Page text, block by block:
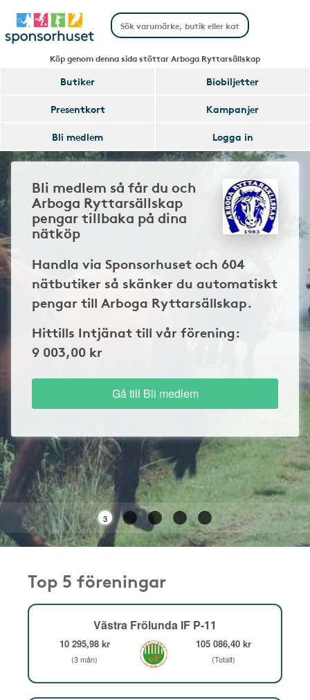
Köp genom denna sida stöttar Arboga Ryttarsällskap
Butiker
Biobiljetter
Presentkort
Kampanjer
Bli medlem
Logga in
Bli medlem så får du och
Arboga Ryttarsällskap
pengar tillbaka på dina
nätköp
Handla via Sponsorhuset och 604
nätbutiker så skänker du automatiskt
pengar till Arboga Ryttarsällskap.
Hittills Intjänat till vår förening:
9 003,00 kr
Gå till Bli medlem
2
Top 5 föreningar
Västra Frölunda IF P-11
10 295,98 kr
(3 mån)
105 086,40 kr
(Totalt)